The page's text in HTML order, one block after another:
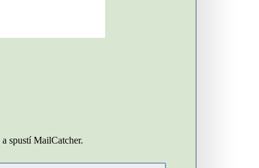
spustí MailCatcher.